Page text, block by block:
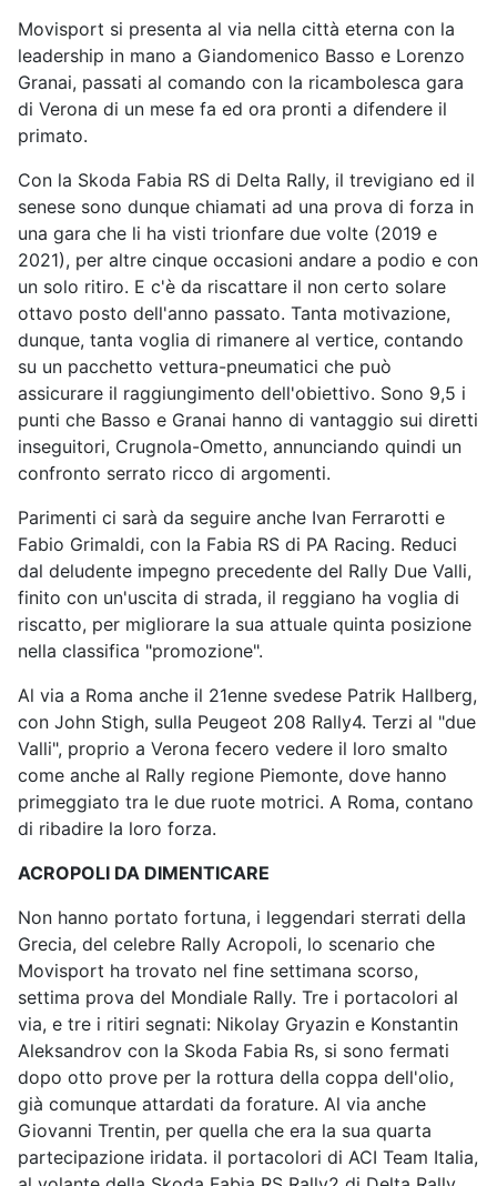
Movisport si presenta al via nella città eterna con la
leadership in mano a Giandomenico Basso e Lorenzo
Granai, passati al comando con la ricambolesca gara
di Verona di un mese fa ed ora pronti a difendere il
primato.
Con la Skoda Fabia RS di Delta Rally, il trevigiano ed il
senese sono dunque chiamati ad una prova di forza in
una gara che li ha visti trionfare due volte (2019 e
2021), per altre cinque occasioni andare a podio e con
un solo ritiro. E c'è da riscattare il non certo solare
ottavo posto dell'anno passato. Tanta motivazione,
dunque, tanta voglia di rimanere al vertice, contando
su un pacchetto vettura-pneumatici che può
assicurare il raggiungimento dell'obiettivo. Sono 9,5 i
punti che Basso e Granai hanno di vantaggio sui diretti
inseguitori, Crugnola-Ometto, annunciando quindi un
confronto serrato ricco di argomenti.
Parimenti ci sarà da seguire anche Ivan Ferrarotti e
Fabio Grimaldi, con la Fabia RS di PA Racing. Reduci
dal deludente impegno precedente del Rally Due Valli,
finito con un'uscita di strada, il reggiano ha voglia di
riscatto, per migliorare la sua attuale quinta posizione
nella classifica "promozione".
Al via a Roma anche il 21enne svedese Patrik Hallberg,
con John Stigh, sulla Peugeot 208 Rally4. Terzi al "due
Valli", proprio a Verona fecero vedere il loro smalto
come anche al Rally regione Piemonte, dove hanno
primeggiato tra le due ruote motrici. A Roma, contano
di ribadire la loro forza.
ACROPOLI DA DIMENTICARE
Non hanno portato fortuna, i leggendari sterrati della
Grecia, del celebre Rally Acropoli, lo scenario che
Movisport ha trovato nel fine settimana scorso,
settima prova del Mondiale Rally. Tre i portacolori al
via, e tre i ritiri segnati: Nikolay Gryazin e Konstantin
Aleksandrov con la Skoda Fabia Rs, si sono fermati
dopo otto prove per la rottura della coppa dell'olio,
già comunque attardati da forature. Al via anche
Giovanni Trentin, per quella che era la sua quarta
partecipazione iridata. il portacolori di ACI Team Italia,